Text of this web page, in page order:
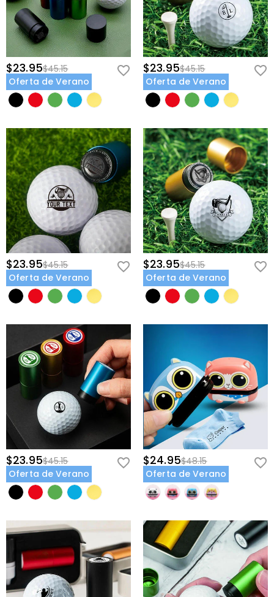
$23.95$45.15
Oferta de Verano
$23.95$45.15
Oferta de Verano
$23.95$45.15
Oferta de Verano
$23.95$45.15
Oferta de Verano
$23.95$45.15
Oferta de Verano
$24.95$48.15
Oferta de Verano